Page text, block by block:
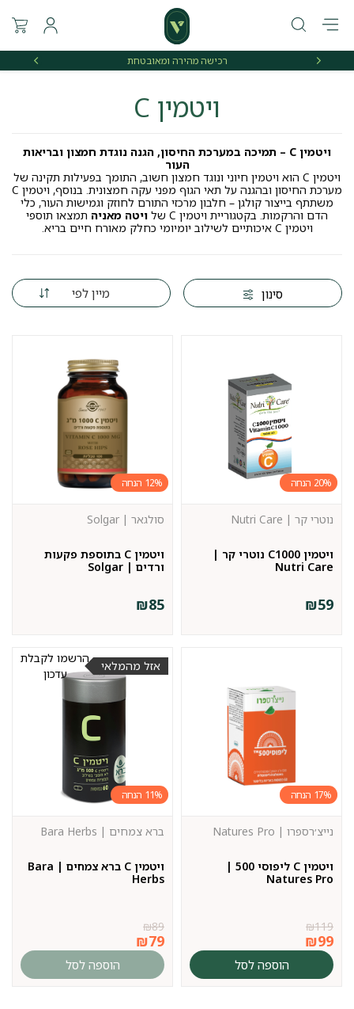
רכישה מהירה ומאובטחת
ויטמין C
ויטמין C – תמיכה במערכת החיסון, הגנה נוגדת חמצון ובריאות
העור
ויטמין C הוא ויטמין חיוני ונוגד חמצון חשוב, התומך בפעילות תקינה של
מערכת החיסון ובהגנה על תאי הגוף מפני עקה חמצונית. בנוסף, ויטמין C
משתתף בייצור קולגן – חלבון מרכזי התורם לחוזק וגמישות העור, כלי
הדם והרקמות. בקטגוריית ויטמין C של
ויטה מאניה תמצאו תוספי
ויטמין C איכותיים לשילוב יומיומי כחלק מאורח חיים בריא.
סינון מיין לפי
20%
ויטמין C1000 נוטרי קר |
Nutri Care
נוטרי קר | Nutri Care
₪59
12%
ויטמין C בתוספת פקעות
ורדים | Solgar
סולגאר | Solgar
₪85
17%
ויטמין C ליפוסי 500 |
Natures Pro
נייצ׳רספרו | Natures Pro
₪119
₪99
הוספה לסל
11%
אזל מהמלאי
הרשמו לקבלת
עדכון
ויטמין C ברא צמחים | Bara
Herbs
ברא צמחים | Bara Herbs
₪89
₪79
הוספה לסל